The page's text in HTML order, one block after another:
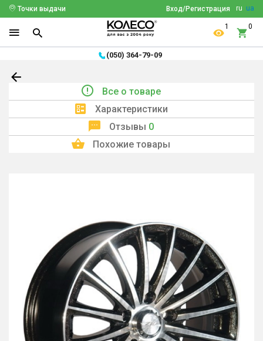
ru ua
Вход/Регистрация
Точки выдачи
1 0
(050) 364-79-09
Все о товаре
Характеристики
Отзывы 0
Похожие товары